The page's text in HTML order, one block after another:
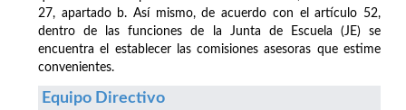
27, apartado b. Así mismo, de acuerdo con el artículo 52,
dentro de las funciones de la Junta de Escuela (JE) se
encuentra el establecer las comisiones asesoras que estime
convenientes.
Equipo Directivo